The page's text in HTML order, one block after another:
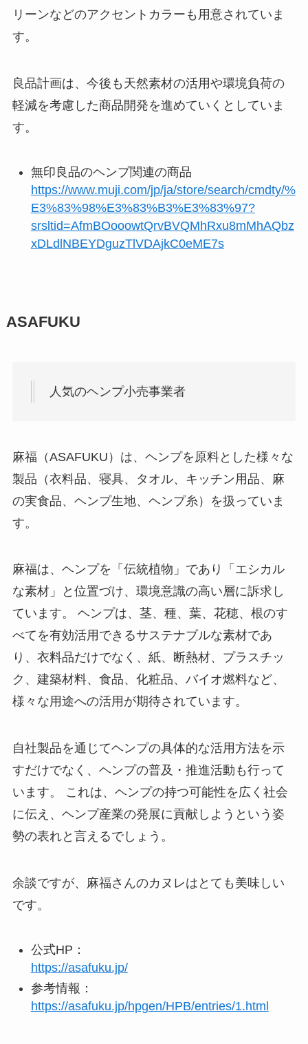
リーンなどのアクセントカラーも用意されていま
す。
良品計画は、今後も天然素材の活用や環境負荷の
軽減を考慮した商品開発を進めていくとしていま
す。
無印良品のヘンプ関連の商品
https://www.muji.com/jp/ja/store/search/cmdty/%
E3%83%98%E3%83%B3%E3%83%97?
srsltid=AfmBOooowtQrvBVQMhRxu8mMhAQbz
xDLdlNBEYDguzTlVDAjkC0eME7s
ASAFUKU
人気のヘンプ小売事業者
麻福（ASAFUKU）は、ヘンプを原料とした様々な
製品（衣料品、寝具、タオル、キッチン用品、麻
の実食品、ヘンプ生地、ヘンプ糸）を扱っていま
す。
麻福は、ヘンプを「伝統植物」であり「エシカル
な素材」と位置づけ、環境意識の高い層に訴求し
ています。 ヘンプは、茎、種、葉、花穂、根のす
べてを有効活用できるサステナブルな素材であ
り、衣料品だけでなく、紙、断熱材、プラスチッ
ク、建築材料、食品、化粧品、バイオ燃料など、
様々な用途への活用が期待されています。
自社製品を通じてヘンプの具体的な活用方法を示
すだけでなく、ヘンプの普及・推進活動も行って
います。 これは、ヘンプの持つ可能性を広く社会
に伝え、ヘンプ産業の発展に貢献しようという姿
勢の表れと言えるでしょう。
余談ですが、麻福さんのカヌレはとても美味しい
です。
公式HP：
https://asafuku.jp/
参考情報：
https://asafuku.jp/hpgen/HPB/entries/1.html